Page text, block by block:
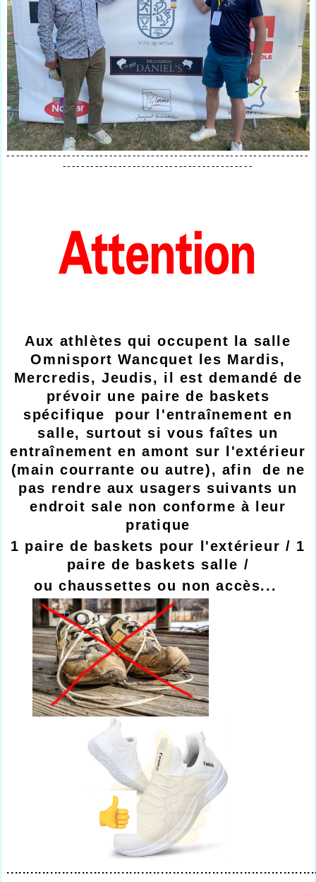
-----------------------------------------------------------------
-----------------------------------------
Aux athlètes qui occupent la salle
Omnisport Wancquet les Mardis,
Mercredis, Jeudis, il est demandé de
prévoir une paire de baskets
spécifique pour l'entraînement en
salle, surtout si vous faîtes un
entraînement en amont sur l'extérieur
(main courrante ou autre), afin de ne
pas rendre aux usagers suivants un
endroit sale non conforme à leur
pratique
1 paire de baskets pour l'extérieur / 1
paire de baskets salle /
ou chaussettes ou non accès...